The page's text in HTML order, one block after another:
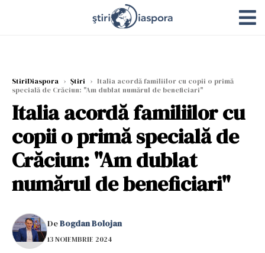
StiriDiaspora › Știri › Italia acordă familiilor cu copii o primă
specială de Crăciun: "Am dublat numărul de beneficiari"
Italia acordă familiilor cu
copii o primă specială de
Crăciun: "Am dublat
numărul de beneficiari"
DeBogdan Bolojan
13 NOIEMBRIE 2024